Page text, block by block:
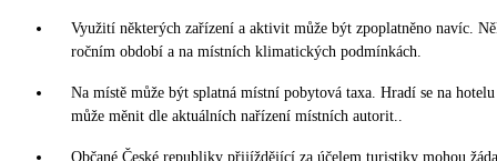
Využití některých zařízení a aktivit může být zpoplatněno navíc.
ročním období a na místních klimatických podmínkách.
Na místě může být splatná místní pobytová taxa. Hradí se na
může měnit dle aktuálních nařízení místních autorit..
Občané České republiky přijíždějící za účelem turistiky mohou